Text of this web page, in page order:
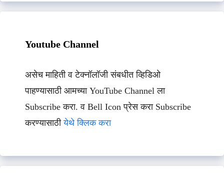
Youtube Channel
असेच माहिती व टेक्नॉलॉजी संबधीत व्हिडिओ
पाहण्यासाठी आमच्या YouTube Channel ला
Subscribe करा. व Bell Icon प्रेस करा Subscribe
करण्यासाठीयेथे क्लिक करा